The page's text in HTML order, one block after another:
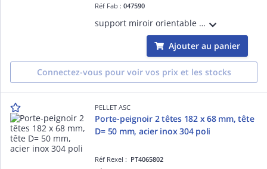
Réf Fab :047590
support miroir orientable blanc pour miroir 400 à 700mm, ép. 4 à 6mm, rectangulaires diagonales de 500 à 1000mm, ronds D= 500 à 1000mm, structure polyamide et alu., livré sans miroir, visserie fournie.
Ajouter au panier
Connectez-vous pour voir vos prix et les stocks
PELLET ASC
Porte-peignoir 2 têtes 182 x 68 mm, tête
D= 50 mm, acier inox 304 poli
Réf Rexel : PT4065802